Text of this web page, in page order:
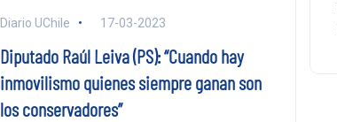
Diario UChile 17-03-2023
Diputado Raúl Leiva (PS): “Cuando hay
inmovilismo quienes siempre ganan son
los conservadores”